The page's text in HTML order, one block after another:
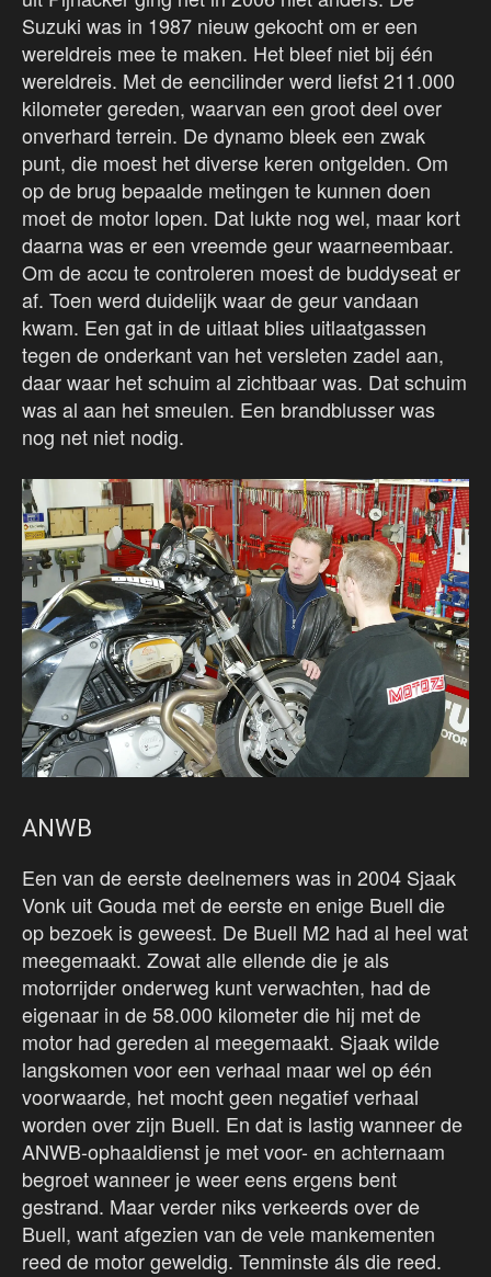
Suzuki was in 1987 nieuw gekocht om er een
wereldreis mee te maken. Het bleef niet bij één
wereldreis. Met de eencilinder werd liefst 211.000
kilometer gereden, waarvan een groot deel over
onverhard terrein. De dynamo bleek een zwak
punt, die moest het diverse keren ontgelden. Om
op de brug bepaalde metingen te kunnen doen
moet de motor lopen. Dat lukte nog wel, maar kort
daarna was er een vreemde geur waarneembaar.
Om de accu te controleren moest de buddyseat er
af. Toen werd duidelijk waar de geur vandaan
kwam. Een gat in de uitlaat blies uitlaatgassen
tegen de onderkant van het versleten zadel aan,
daar waar het schuim al zichtbaar was. Dat schuim
was al aan het smeulen. Een brandblusser was
nog net niet nodig.
ANWB
Een van de eerste deelnemers was in 2004 Sjaak
Vonk uit Gouda met de eerste en enige Buell die
op bezoek is geweest. De Buell M2 had al heel wat
meegemaakt. Zowat alle ellende die je als
motorrijder onderweg kunt verwachten, had de
eigenaar in de 58.000 kilometer die hij met de
motor had gereden al meegemaakt. Sjaak wilde
langskomen voor een verhaal maar wel op één
voorwaarde, het mocht geen negatief verhaal
worden over zijn Buell. En dat is lastig wanneer de
ANWB-ophaaldienst je met voor- en achternaam
begroet wanneer je weer eens ergens bent
gestrand. Maar verder niks verkeerds over de
Buell, want afgezien van de vele mankementen
reed de motor geweldig. Tenminste áls die reed.